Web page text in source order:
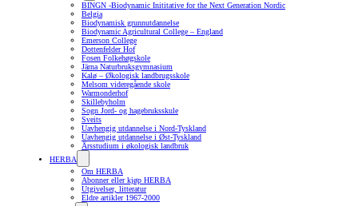
BINGN -Biodynamic Inititative for the Next Generation Nordic
Belgia
Biodynamisk grunnutdannelse
Biodynamic Agricultural College – England
Emerson College
Dottenfelder Hof
Fosen Folkehøgskole
Järna Naturbruksgymnasium
Kalø – Økologisk landbrugsskole
Melsom videregående skole
Warmonderhof
Skillebyholm
Sogn Jord- og hagebruksskule
Sveits
Uavhengig utdannelse i Nord-Tyskland
Uavhengig utdannelse i Øst-Tyskland
Årsstudium i økologisk landbruk
HERBA
Om HERBA
Abonner eller kjøp HERBA
Utgivelser, litteratur
Eldre artikler 1967-2000